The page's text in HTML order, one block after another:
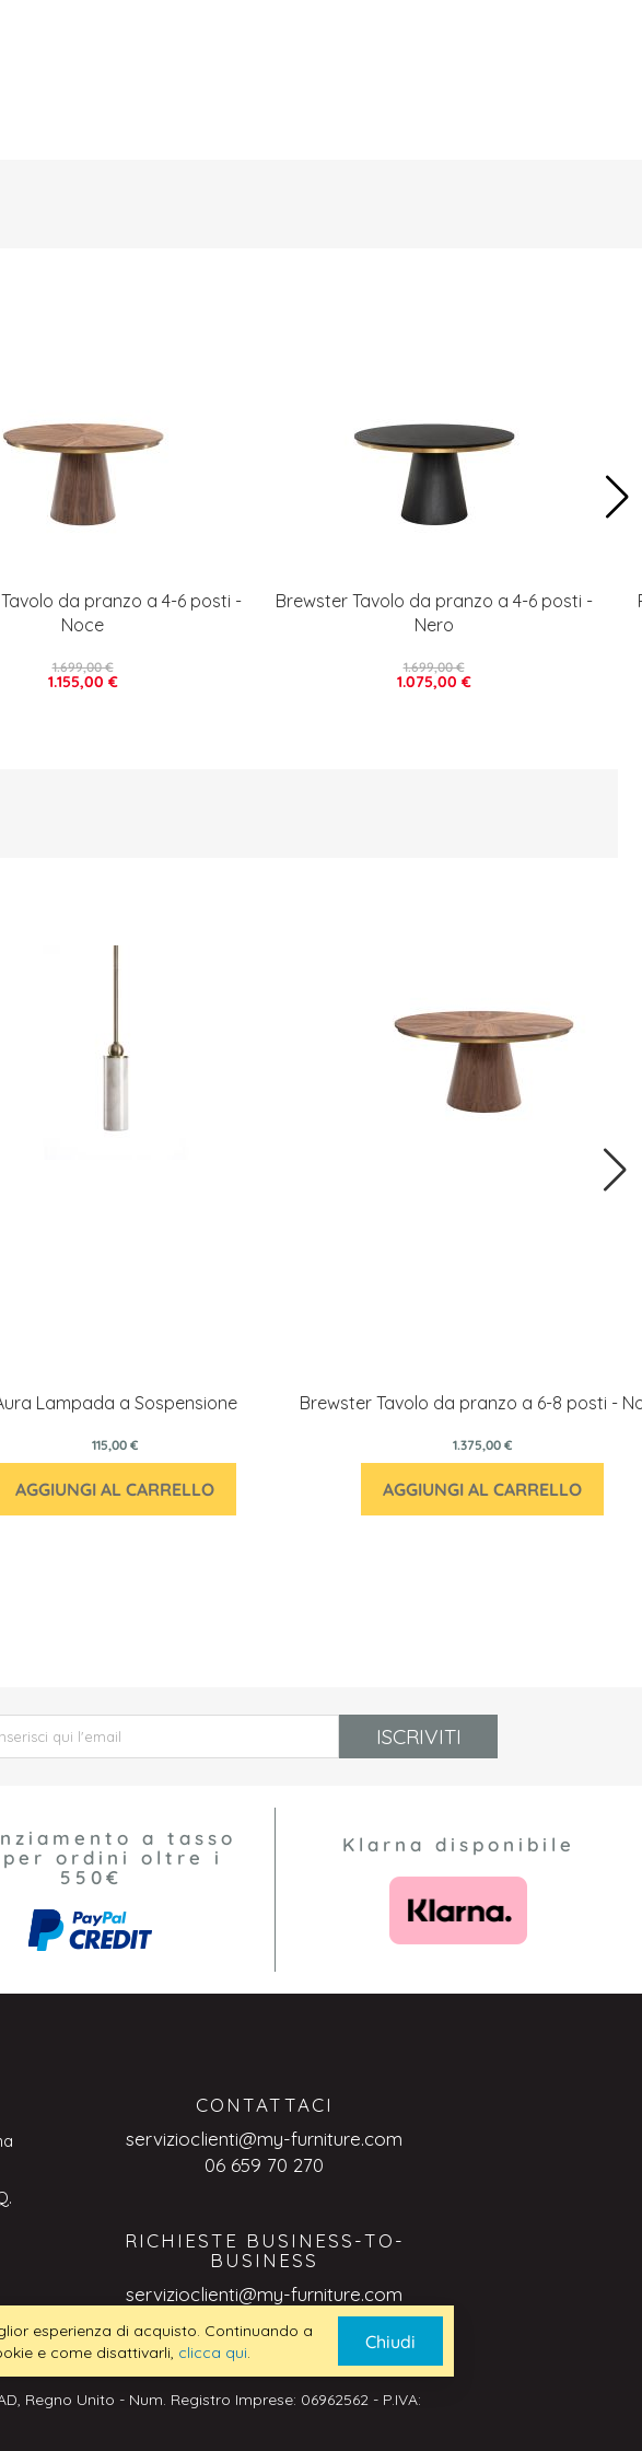
da pranzo a 4-6 posti -
Noce
1.155,00 €
1.699,00 €
Brewster Tavolo da pranzo a 4-6 posti -
Nero
1.075,00 €
1.699,00 €
Lampada a Sospensione
115,00 €
AGGIUNGI AL CARRELLO
Brewster Tavolo da pranzo a 6-8 posti -
1.375,00 €
AGGIUNGI AL CARRELLO
ISCRIVITI
a tasso
per ordini oltre i
550€
Klarna disponibile
CONTATTACI
servizioclienti@my-furniture.com
06 659 70 270
RICHIESTE BUSINESS-TO-
BUSINESS
servizioclienti@my-furniture.com
Regno Unito - Num. Registro Imprese: 06962562 - P.IVA:
esperienza di acquisto. Continuando a
e come disattivarli, clicca qui Chiudi